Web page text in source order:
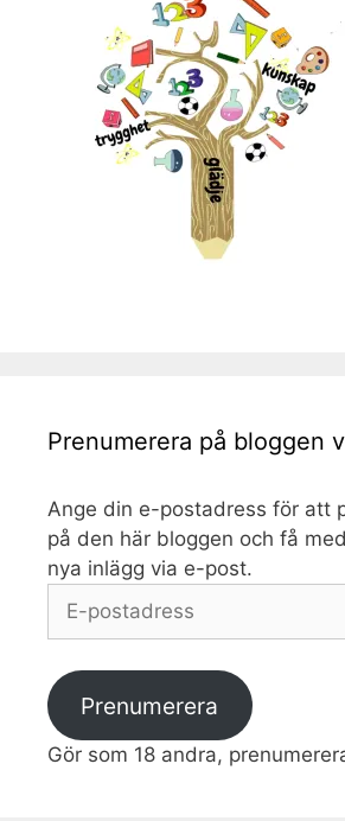
Prenumerera på bloggen
Ange din e-postadress för att
på den här bloggen och få
nya inlägg via e-post.
postadress
Prenumerera
Gör som 18 andra,